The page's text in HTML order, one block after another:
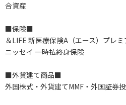
合資産
■保険■
＆LIFE 新医療保険A（エース）プレミ
ニッセイ 一時払終身保険
■外貨建て商品■
外国株式・外貨建てMMF・外国証券